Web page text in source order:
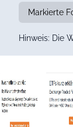
Markierte
Hinweis: Die